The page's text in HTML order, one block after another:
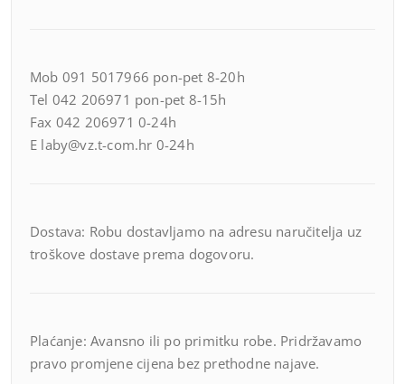
Mob 091 5017966 pon-pet 8-20h
Tel 042 206971 pon-pet 8-15h
Fax 042 206971 0-24h
E laby@vz.t-com.hr 0-24h
Dostava: Robu dostavljamo na adresu naručitelja uz
troškove dostave prema dogovoru.
Plaćanje: Avansno ili po primitku robe. Pridržavamo
pravo promjene cijena bez prethodne najave.